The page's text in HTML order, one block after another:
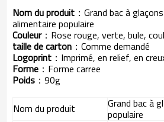
Nom du produit ： Grand bac à
alimentaire populaire
Couleur： Rose rouge, verte, bule,
taille de carton ： Comme demandé
Logoprint ： Imprimé, en relief, en
Forme ： Forme carree
Poids ： 90g
Nom du produit
Grand bac à
populaire